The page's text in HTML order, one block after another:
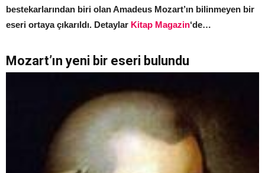
bestekarlarından biri olan Amadeus Mozart’ın bilinmeyen bir
eseri ortaya çıkarıldı. Detaylar Kitap Magazin‘de…
Mozart’ın yeni bir eseri bulundu